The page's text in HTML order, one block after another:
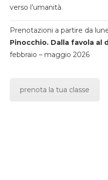
verso l’umanità.
Prenotazioni a partire da
Pinocchio. Dalla favola al
febbraio – maggio 2026
prenota la tua classe